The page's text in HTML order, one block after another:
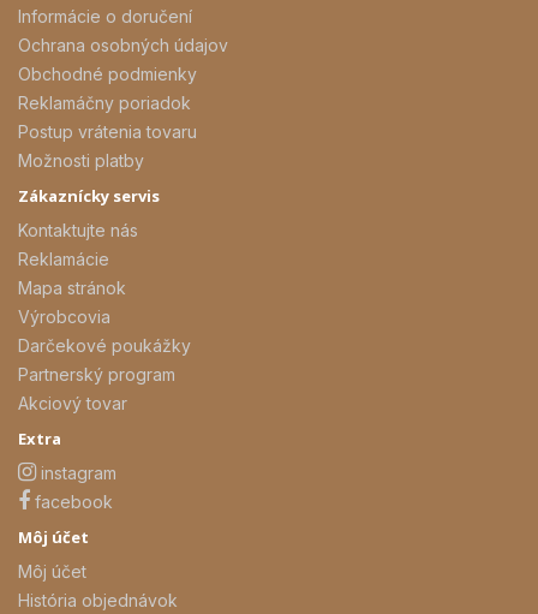
Informácie o doručení
Ochrana osobných údajov
Obchodné podmienky
Reklamáčny poriadok
Postup vrátenia tovaru
Možnosti platby
Zákaznícky servis
Kontaktujte nás
Reklamácie
Mapa stránok
Výrobcovia
Darčekové poukážky
Partnerský program
Akciový tovar
Extra
instagram
facebook
Môj účet
Môj účet
História objednávok